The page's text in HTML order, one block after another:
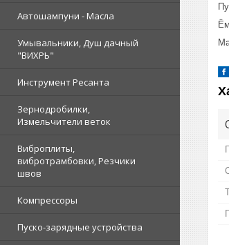
Автошампуни - Масла
Умывальники, Душ дачный
"ВИХРЬ"
Инструмент Ресанта
Зернодробилки,
Измельчители веток
Виброплиты,
вибротрамбовки, Резчики
швов
Компрессоры
Пуско-зарядные устройства